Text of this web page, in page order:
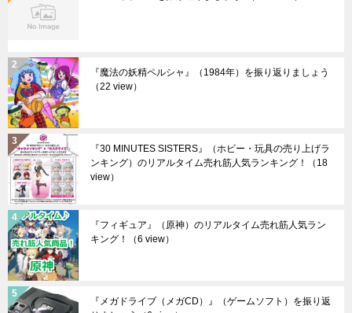
『魔法の妖精ペルシャ』（1984年）を振り返りましょう
（22 view）
『30 MINUTES SISTERS』（ホビー・玩具の売り上げラ
ンキング）のリアルタイム売れ筋人気ランキング！
（18
view）
『フィギュア』（原神）のリアルタイム売れ筋人気ラン
キング！
（6 view）
『メガドライブ（メガCD）』（ゲームソフト）を振り返